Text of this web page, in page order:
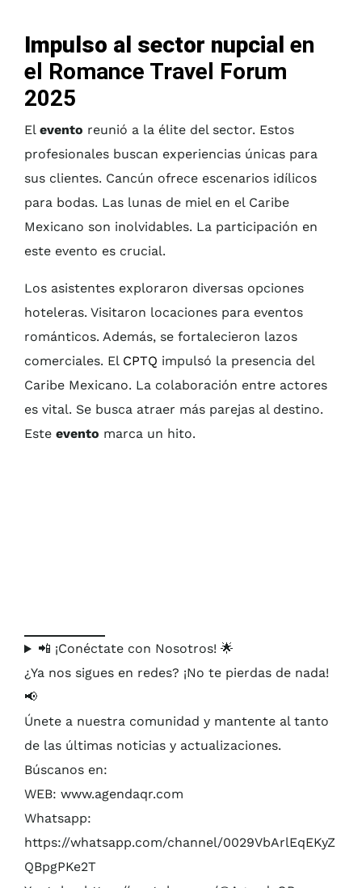
Impulso al sector nupcial en
el Romance Travel Forum
2025
El evento reunió a la élite del sector. Estos
profesionales buscan experiencias únicas para
sus clientes. Cancún ofrece escenarios idílicos
para bodas. Las lunas de miel en el Caribe
Mexicano son inolvidables. La participación en
este evento es crucial.
Los asistentes exploraron diversas opciones
hoteleras. Visitaron locaciones para eventos
románticos. Además, se fortalecieron lazos
comerciales. El CPTQ impulsó la presencia del
Caribe Mexicano. La colaboración entre actores
es vital. Se busca atraer más parejas al destino.
Este evento marca un hito.
📲 ¡Conéctate con Nosotros! 🌟
¿Ya nos sigues en redes? ¡No te pierdas de nada!
📢
Únete a nuestra comunidad y mantente al tanto
de las últimas noticias y actualizaciones.
Búscanos en:
WEB: www.agendaqr.com
Whatsapp:
https://whatsapp.com/channel/0029VbArlEqEKyZ
QBpgPKe2T